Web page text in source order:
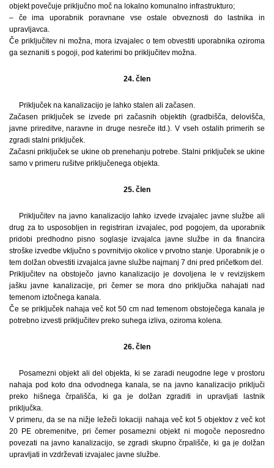
objekt povečuje priključno moč na lokalno komunalno infrastrukturo;
– če ima uporabnik poravnane vse ostale obveznosti do lastnika in
upravljavca.
Če priključitev ni možna, mora izvajalec o tem obvestiti uporabnika oziroma
ga seznaniti s pogoji, pod katerimi bo priključitev možna.
24. člen
Priključek na kanalizacijo je lahko stalen ali začasen.
Začasen priključek se izvede pri začasnih objektih (gradbišča, delovišča,
javne prireditve, naravne in druge nesreče itd.). V vseh ostalih primerih se
zgradi stalni priključek.
Začasni priključek se ukine ob prenehanju potrebe. Stalni priključek se ukine
samo v primeru rušitve priključenega objekta.
25. člen
Priključitev na javno kanalizacijo lahko izvede izvajalec javne službe ali
drug za to usposobljen in registriran izvajalec, pod pogojem, da uporabnik
pridobi predhodno pisno soglasje izvajalca javne službe in da financira
stroške izvedbe vključno s povrnitvijo okolice v prvotno stanje. Uporabnik je o
tem dolžan obvestiti izvajalca javne službe najmanj 7 dni pred pričetkom del.
Priključitev na obstoječo javno kanalizacijo je dovoljena le v revizijskem
jašku javne kanalizacije, pri čemer se mora dno priključka nahajati nad
temenom iztočnega kanala.
Če se priključek nahaja več kot 50 cm nad temenom obstoječega kanala je
potrebno izvesti priključitev preko suhega izliva, oziroma kolena.
26. člen
Posamezni objekt ali del objekta, ki se zaradi neugodne lege v prostoru
nahaja pod koto dna odvodnega kanala, se na javno kanalizacijo priključi
preko hišnega črpališča, ki ga je dolžan zgraditi in upravljati lastnik
priključka.
V primeru, da se na nižje ležeči lokaciji nahaja več kot 5 objektov z več kot
20 PE obremenitve, pri čemer posamezni objekt ni mogoče neposredno
povezati na javno kanalizacijo, se zgradi skupno črpališče, ki ga je dolžan
upravljati in vzdrževati izvajalec javne službe.